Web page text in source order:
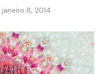
janeiro 8, 2014